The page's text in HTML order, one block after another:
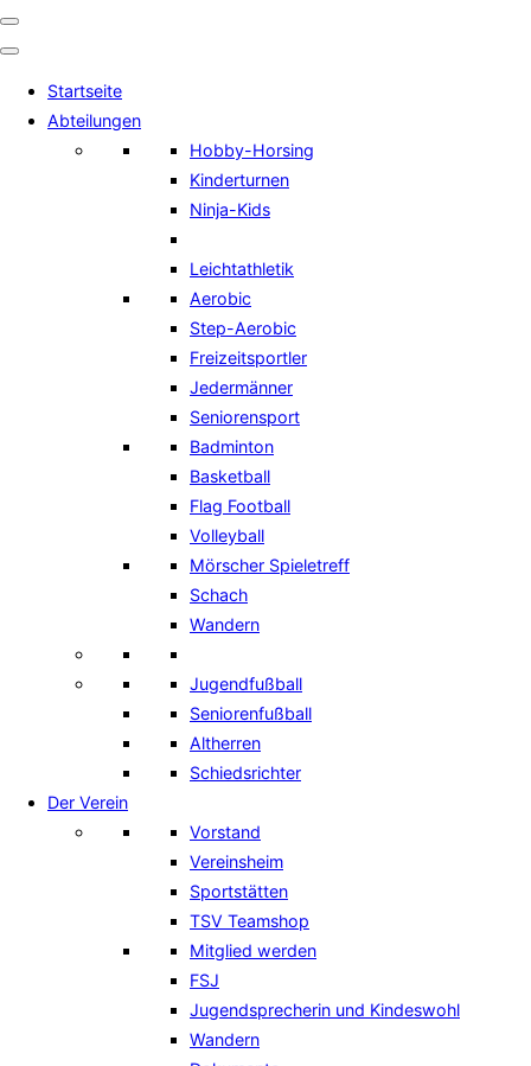
Navigation
umschalten
Startseite
Abteilungen
Hobby-Horsing
Kinderturnen
Ninja-Kids
Leichtathletik
Aerobic
Step-Aerobic
Freizeitsportler
Jedermänner
Seniorensport
Badminton
Basketball
Flag Football
Volleyball
Mörscher Spieletreff
Schach
Wandern
Jugendfußball
Seniorenfußball
Altherren
Schiedsrichter
Der Verein
Vorstand
Vereinsheim
Sportstätten
TSV Teamshop
Mitglied werden
FSJ
Jugendsprecherin und Kindeswohl
Wandern